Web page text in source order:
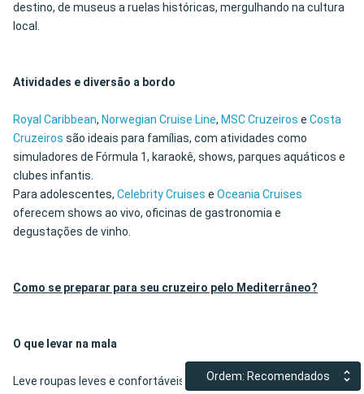
Ordem: Recomendados
destino, de museus a ruelas históricas, mergulhando na cultura
local.
Atividades e diversão a bordo
Royal Caribbean, Norwegian Cruise Line, MSC Cruzeiros e Costa
Cruzeiros são ideais para famílias, com atividades como
simuladores de Fórmula 1, karaokê, shows, parques aquáticos e
clubes infantis.
Para adolescentes, Celebrity Cruises e Oceania Cruises
oferecem shows ao vivo, oficinas de gastronomia e
degustações de vinho.
Como se preparar para seu cruzeiro pelo Mediterrâneo?
O que levar na mala
Leve roupas leves e confortáveis para o dia, e roupas casuais